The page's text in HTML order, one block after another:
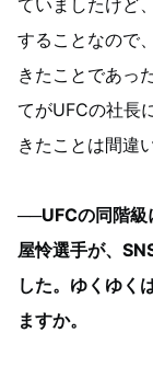
することなので
きたことであっ
てがUFCの社長
きたことは間違
──UFCの同階級
屋怜選手が、
した。ゆくゆく
ますか。